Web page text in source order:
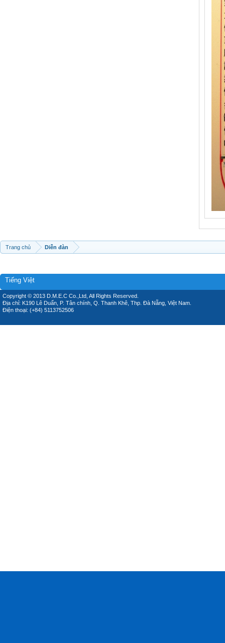
Trang chủ Diễn đàn
Tiếng Việt
Copyright © 2013 D.M.E.C Co.,Ltd, All Rights Reserved.
Địa chỉ: K190 Lê Duẩn, P. Tân chính, Q. Thanh Khê, Thp. Đà Nẵng, Việt Nam.
Điện thoại: (+84) 5113752506